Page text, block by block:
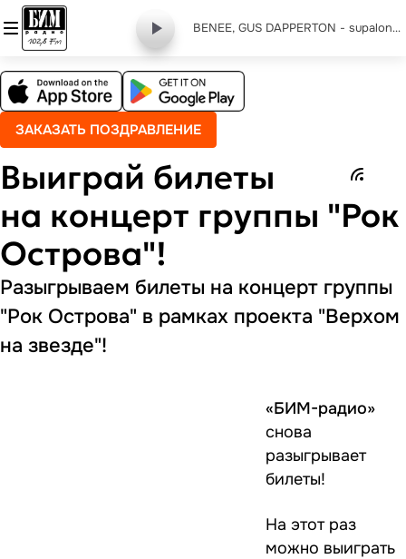
BENEE, GUS DAPPERTON - supalonely edited
ЗАКАЗАТЬ ПОЗДРАВЛЕНИЕ
Выиграй билеты
на концерт группы "Рок
Острова"!
Разыгрываем билеты на концерт группы
"Рок Острова" в рамках проекта "Верхом
на звезде"!
«БИМ-радио»
снова
разыгрывает
билеты!
На этот раз
можно выиграть